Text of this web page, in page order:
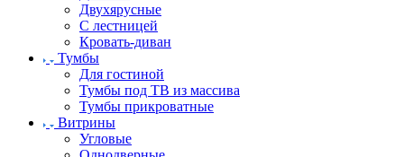
Двухярусные
С лестницей
Кровать-диван
Тумбы
Для гостиной
Тумбы под ТВ из массива
Тумбы прикроватные
Витрины
Угловые